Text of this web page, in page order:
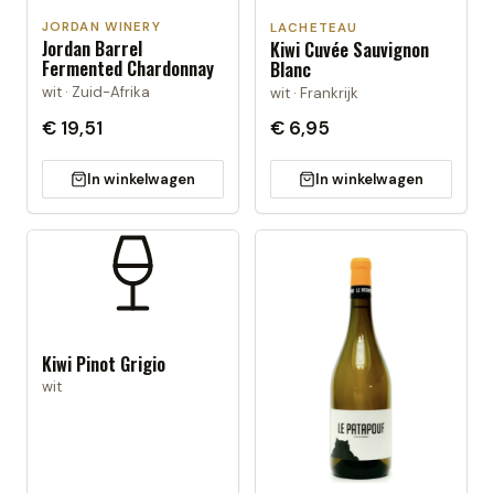
JORDAN WINERY
Jordan Barrel
Fermented Chardonnay
wit · Zuid-Afrika
€ 19,51
In winkelwagen
LACHETEAU
Kiwi Cuvée Sauvignon
Blanc
wit · Frankrijk
€ 6,95
In winkelwagen
Kiwi Pinot Grigio
wit